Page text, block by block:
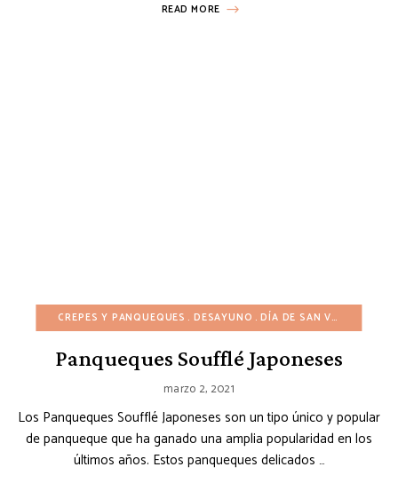
READ MORE
CREPES Y PANQUEQUES DESAYUNO DÍA DE SAN VALENTÍN
Panqueques Soufflé Japoneses
marzo 2, 2021
Los Panqueques Soufflé Japoneses son un tipo único y popular
de panqueque que ha ganado una amplia popularidad en los
últimos años. Estos panqueques delicados …